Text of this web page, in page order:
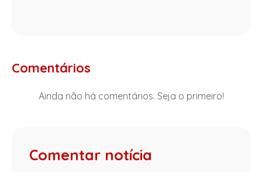
Comentários
Ainda não há comentários. Seja o primeiro!
Comentar notícia